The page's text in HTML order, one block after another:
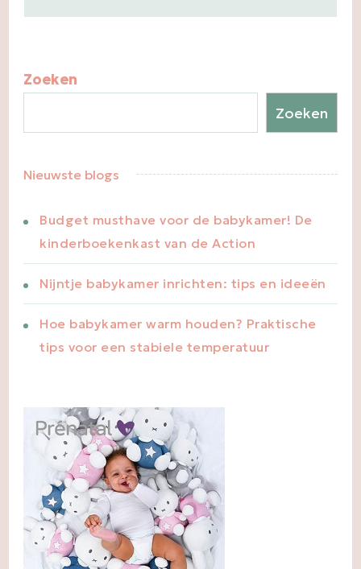
Zoeken
Zoeken
Nieuwste blogs
Budget musthave voor de babykamer! De
kinderboekenkast van de Action
Nijntje babykamer inrichten: tips en ideeën
Hoe babykamer warm houden? Praktische
tips voor een stabiele temperatuur